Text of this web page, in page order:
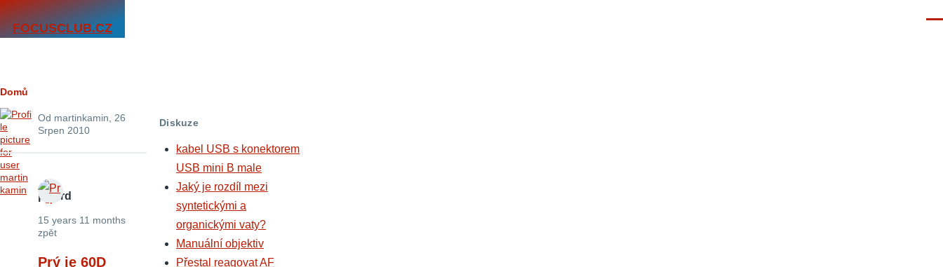
FOCUSCLUB.CZ
Drobečková
navigace
Domů
Od martinkamin , 26
Srpen 2010
palard
15 years 11 months
zpět
Prý je 60D
Diskuze
kabel USB s konektorem
USB mini B male
Jaký je rozdíl mezi
syntetickými a
organickými vaty?
Manuální objektiv
Přestal reagovat AF